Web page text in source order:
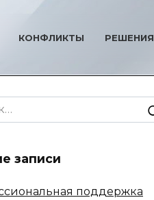
КОНФЛИКТЫ РЕШЕНИЯ
записи
поддержка